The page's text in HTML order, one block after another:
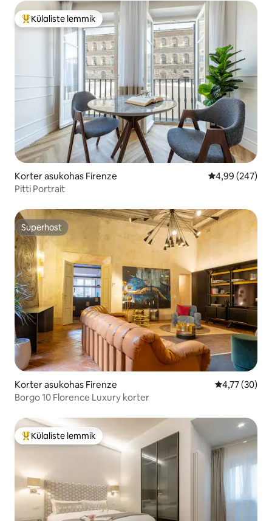
Külaliste suur lemmik
Külaliste lemmik
Korter asukohas Firenze Keskmine
4,99 (247)
Pitti Portrait
Superhost
Superhost
Korter asukohas Firenze Keskmine
4,77 (30)
Borgo 10 Florence Luxury korter
Külaliste suur lemmik
Külaliste lemmik